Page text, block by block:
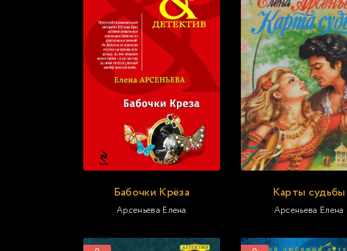
Бабочки Крёза
Арсеньева Елена
Карты судьбы
Арсеньева Елена